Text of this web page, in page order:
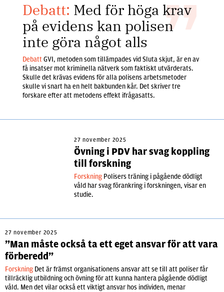
Debatt: Med för höga krav
på evidens kan polisen
inte göra något alls
Debatt GVI, metoden som tillämpades vid Sluta skjut, är en av
få insatser mot kriminella nätverk som faktiskt utvärderats.
Skulle det krävas evidens för alla polisens arbetsmetoder
skulle vi snart ha en helt bakbunden kår. Det skriver tre
forskare efter att metodens effekt ifrågasatts.
27 november 2025
Övning i PDV har svag koppling
till forskning
Forskning Polisers träning i pågående dödligt
våld har svag förankring i forskningen, visar en
studie.
27 november 2025
”Man måste också ta ett eget ansvar för att vara
förberedd”
Forskning Det är främst organisationens ansvar att se till att poliser får
tillräcklig utbildning och övning för att kunna hantera pågående dödligt
våld. Men det vilar också ett viktigt ansvar hos individen, menar